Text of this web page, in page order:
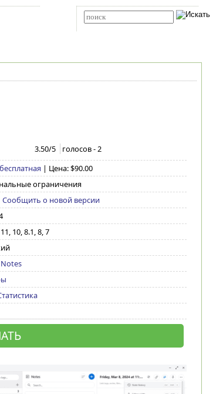
3.50/5 голосов -2
| Цена: $90.00
ограничения
Сообщить о новой версии
10, 8.1, 8, 7